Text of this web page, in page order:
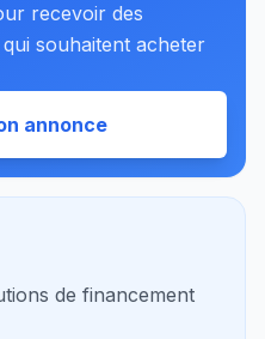
recevoir des
souhaitent acheter
annonce
de financement